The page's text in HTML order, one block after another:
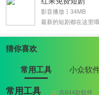
影音播放丨34MB
最新的短剧都在这里哦
猜你喜欢
常用工具 小众软
常用工具 共644款软件